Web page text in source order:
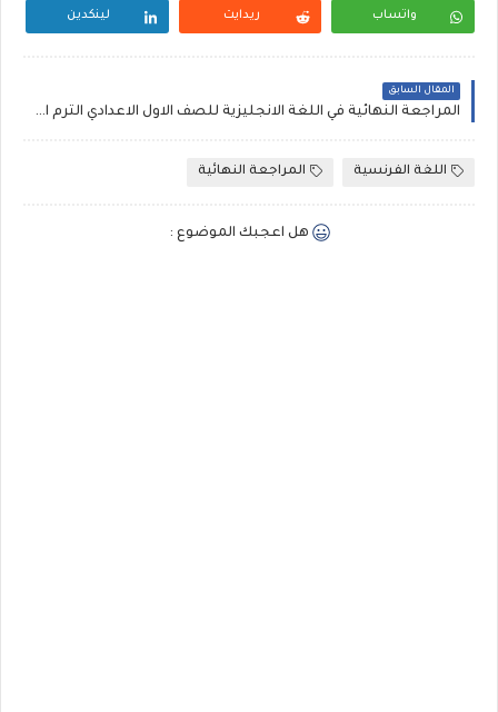
واتساب ريدايت لينكدين
المقال السابق
المراجعة النهائية في اللغة الانجليزية للصف الاول الاعدادي الترم الاول منهج 2020 كتاب العمالقة
اللغة الفرنسية المراجعة النهائية
هل اعجبك الموضوع :